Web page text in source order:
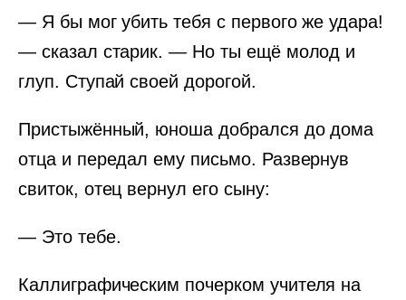
— Я бы мог убить тебя с первого же удара!
— сказал старик. — Но ты ещё молод и
глуп. Ступай своей дорогой.
Пристыжённый, юноша добрался до дома
отца и передал ему письмо. Развернув
свиток, отец вернул его сыну:
— Это тебе.
Каллиграфическим почерком учителя на